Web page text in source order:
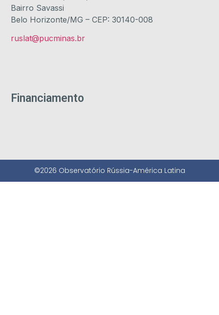
Financiamento
Bairro Savassi
Belo Horizonte/MG – CEP: 30140-008
ruslat@pucminas.br
©2026 Observatório Rússia-América Latina